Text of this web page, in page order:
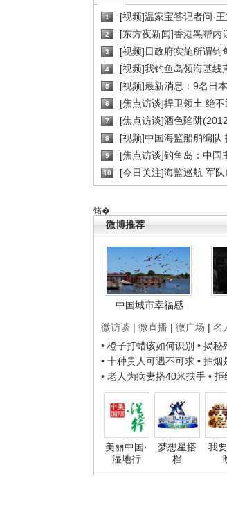
1 [视频]温家宝答记者问·
2 [东方夜新闻]香港黑帮内
3 [视频]日政府实施所谓钓
4 [视频]我钓鱼岛领海基线
5 [视频]最新消息：9名日
6 [焦点访谈]捍卫领土 绝不
7 [焦点访谈]酒色陷阱
8 [视频]中国海监船舶编队
9 [焦点访谈]钓鱼岛：中国
10 [今日关注]海监巡航 军队
锘�
微博推荐
中国城市幸福感
微访谈 | 微直播 | 微广场 | 名
• 橙子打蜡该如何识别 • 揭秘
• 十种贵人可遇不可求 • 抽烟
• 老人为病妻搭40米扶手 •
美丽中国·
湿地行
梦想星搭
档
我